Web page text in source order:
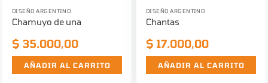
DISEÑO ARGENTINO
Chamuyo de una
$ 35.000,00
AÑADIR AL CARRITO
DISEÑO ARGENTINO
Chantas
$ 17.000,00
AÑADIR AL CARRITO